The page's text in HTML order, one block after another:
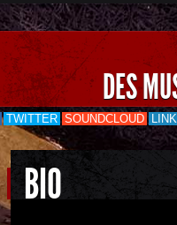
DES
TWITTER SOUNDCLOUD
BIO